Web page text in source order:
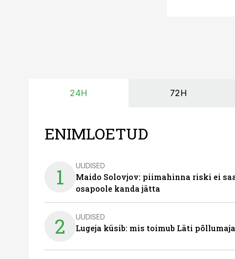
24H 72H
ENIMLOETUD
1 UUDISED
Maido Solovjov: piimahinna riski ei
osapoole kanda jätta
2 UUDISED
Lugeja küsib: mis toimub Läti